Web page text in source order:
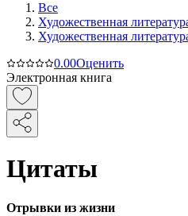
Все
Художественная
Художественная
0.00Оценить
Электронная книга
Цитаты
Отрывки из жизни